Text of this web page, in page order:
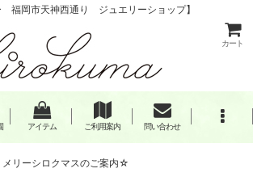
福岡市天神西通り ジュエリーショップ】
カート
アイテム ご利用案内 問い合わせ
メリーシロクマスのご案内☆